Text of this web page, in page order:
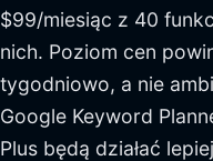
$99/miesiąc z 40
nich. Poziom cen
tygodniowo, a nie
Google Keyword
Plus będą działać